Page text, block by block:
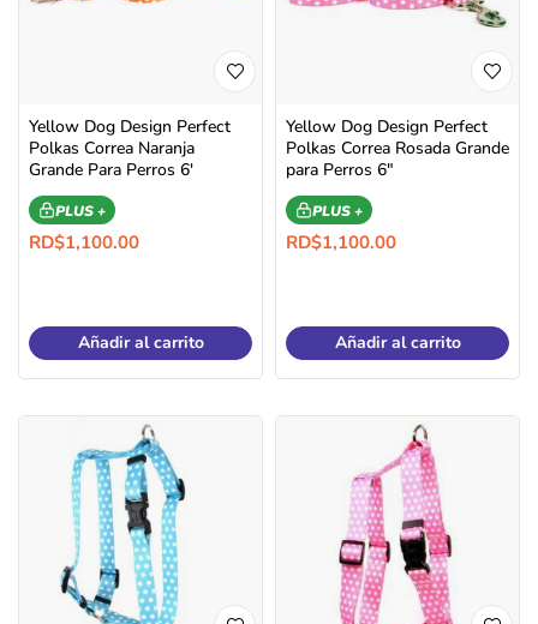
Yellow Dog Design Perfect
Polkas Correa Naranja
Grande Para Perros 6′
PLUS +
RD$1,100.00
Añadir al carrito
Yellow Dog Design Perfect
Polkas Correa Rosada Grande
para Perros 6″
PLUS +
RD$1,100.00
Añadir al carrito